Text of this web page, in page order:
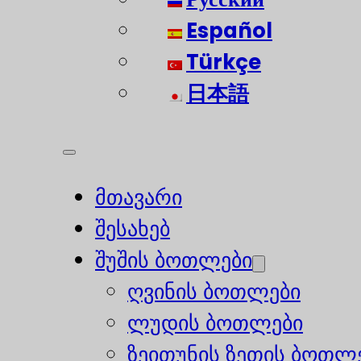
Español
Türkçe
日本語
მთავარი
შესახებ
შუშის ბოთლები
ღვინის ბოთლები
ლუდის ბოთლები
ზეითუნის ზეთის